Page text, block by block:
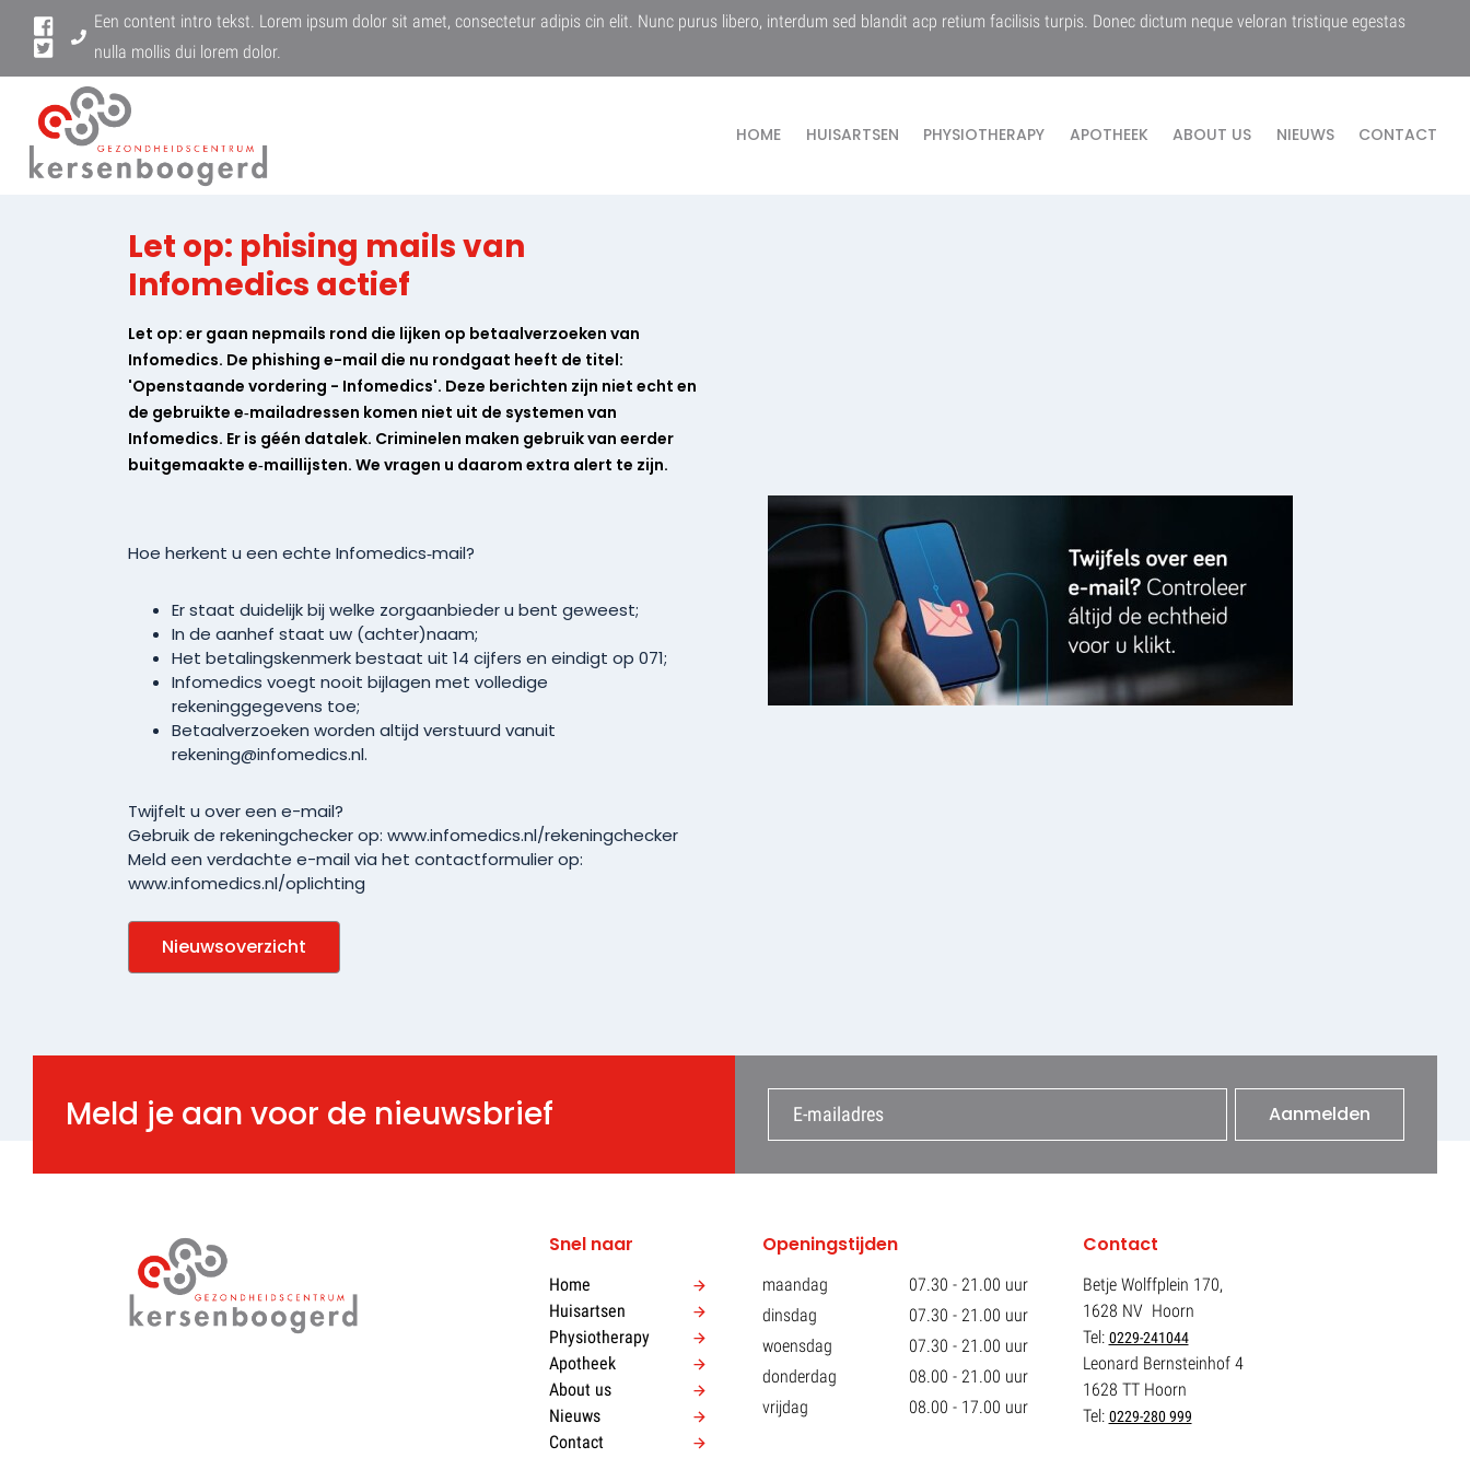
Een content intro tekst. Lorem ipsum dolor sit amet, consectetur adipis cin elit. Nunc purus libero, interdum sed blandit acp retium facilisis turpis. Donec dictum neque veloran tristique egestas
nulla mollis dui lorem dolor.
HOME HUISARTSEN PHYSIOTHERAPY APOTHEEK ABOUT US NIEUWS CONTACT
Let op: phising mails van
Infomedics actief
Let op: er gaan nepmails rond die lijken op betaalverzoeken van
Infomedics. De phishing e-mail die nu rondgaat heeft de titel:
'Openstaande vordering - Infomedics'. Deze berichten zijn niet echt en
de gebruikte e‑mailadressen komen niet uit de systemen van
Infomedics. Er is géén datalek. Criminelen maken gebruik van eerder
buitgemaakte e‑maillijsten. We vragen u daarom extra alert te zijn.
Hoe herkent u een echte Infomedics‑mail?
Er staat duidelijk bij welke zorgaanbieder u bent geweest;
In de aanhef staat uw (achter)naam;
Het betalingskenmerk bestaat uit 14 cijfers en eindigt op 071;
Infomedics voegt nooit bijlagen met volledige
rekeninggegevens toe;
Betaalverzoeken worden altijd verstuurd vanuit
rekening@infomedics.nl.
Twijfelt u over een e-mail?
Gebruik de rekeningchecker op: www.infomedics.nl/rekeningchecker
Meld een verdachte e-mail via het contactformulier op:
www.infomedics.nl/oplichting
Nieuwsoverzicht
Meld je aan voor de nieuwsbrief Aanmelden
Snel naar
Home
Huisartsen
Physiotherapy
Apotheek
About us
Nieuws
Contact
Openingstijden
maandag
07.30 - 21.00 uur
dinsdag
07.30 - 21.00 uur
woensdag
07.30 - 21.00 uur
donderdag
08.00 - 21.00 uur
vrijdag
08.00 - 17.00 uur
Contact
Betje Wolffplein 170,
1628 NV Hoorn
Tel: 0229-241044
Leonard Bernsteinhof 4
1628 TT Hoorn
Tel: 0229-280 999